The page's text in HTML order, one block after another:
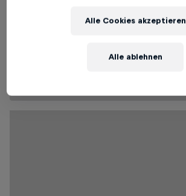
Alle ablehnen
Alle Cookies akzeptieren